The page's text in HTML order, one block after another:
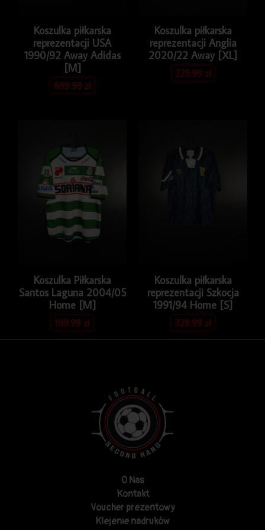
Koszulka piłkarska
reprezentacji USA
1990/92 Away Adidas
[M]
699.99zł
Koszulka piłkarska
reprezentacji Anglia
2020/22 Away [XL]
229.99zł
Koszulka Piłkarska
Santos Laguna 2004/05
Home [M]
199.99zł
Koszulka piłkarska
reprezentacji Szkocja
1991/94 Home [S]
329.99zł
O Nas
Kontakt
Voucher prezentowy
Klejenie nadruków